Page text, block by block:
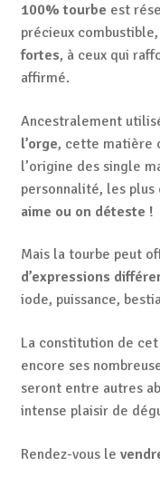
100% tourbe est
précieux
fortes, à ceux qui
affirmé.
Ancestralement
l’orge, cette matière
l’origine des single
personnalité, les plus
aime ou on déteste !
Mais la tourbe peut
d’expressions
iode, puissance,
La constitution de
encore ses
seront entre autres
intense plaisir de
Rendez-vous le